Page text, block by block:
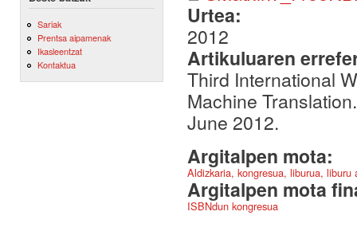
Sariak
Prentsa aipamenak
Ikasleentzat
Kontaktua
Urtea:
2012
Artikuluaren
Third International
Machine
June 2012.
Argitalpen mota:
Aldizkaria, kongresua, liburua,
Argitalpen mota
ISBNdun kongresua